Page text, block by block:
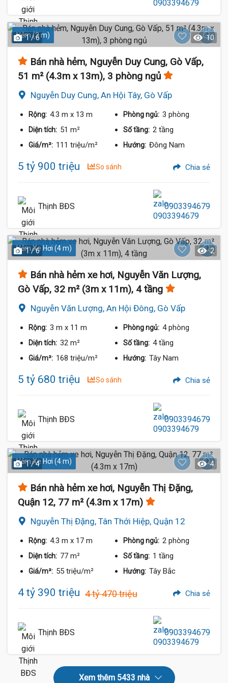
Hẻm (3 m)
1 / 6 10
Bán nhà hẻm, Nguyễn Duy Cung, Gò Vấp,
51 m² (4.3m x 13m), 3 phòng ngủ
Nguyễn Duy Cung, An Hội Tây, Gò Vấp
Rộng: 4.3 m x 13 m Phòng ngủ: 3 phòng
Diện tích: 51 m² Số tầng: 2 tầng
Giá/m²: 111 triệu/m² Hướng: Đông Nam
5 tỷ 900 triệu So sánh Chia sẻ
Thịnh BĐS 0903394679
Hẻm Xe Hơi (4 m)
1 / 6 2
Bán nhà hẻm xe hơi, Nguyễn Văn Lượng,
Gò Vấp, 32 m² (3m x 11m), 4 tầng
Nguyễn Văn Lượng, An Hội Đông, Gò Vấp
Rộng: 3 m x 11 m Phòng ngủ: 4 phòng
Diện tích: 32 m² Số tầng: 4 tầng
Giá/m²: 168 triệu/m² Hướng: Tây Nam
5 tỷ 680 triệu So sánh Chia sẻ
Thịnh BĐS 0903394679
Hẻm Xe Hơi (4 m)
1 / 4 4
Bán nhà hẻm xe hơi, Nguyễn Thị Đặng,
Quận 12, 77 m² (4.3m x 17m)
Nguyễn Thị Đặng, Tân Thới Hiệp, Quận 12
Rộng: 4.3 m x 17 m Phòng ngủ: 2 phòng
Diện tích: 77 m² Số tầng: 1 tầng
Giá/m²: 55 triệu/m² Hướng: Tây Bắc
4 tỷ 390 triệu 4 tỷ 470 triệu Chia sẻ
Thịnh BĐS 0903394679
Xem thêm 5433 nhà